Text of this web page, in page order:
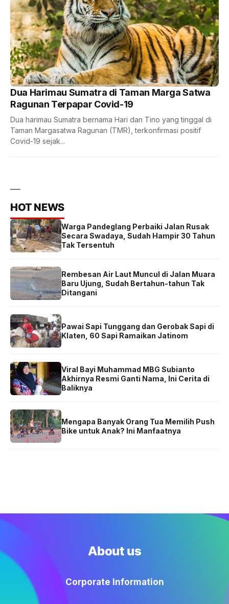
Dua Harimau Sumatra di Taman Marga Satwa
Ragunan Terpapar Covid-19
Dua harimau Sumatra bernama Hari dan Tino yang tinggal di
Taman Margasatwa Ragunan (TMR), terkonfirmasi positif
Covid-19 sejak...
HOT NEWS
Warga Pandeglang Perbaiki Jalan Rusak
Secara Swadaya, Sudah Hampir 30 Tahun
Tak Tersentuh
Rembesan Air Laut Muncul di Jalan Muara
Baru Ujung, Sudah Bertahun-tahun Tak
Ditangani
Pawai Sapi Tunggang dan Gerobak Sapi di
Klaten, 60 Sapi Ramaikan Jatinom
Viral Bayi Muhammad MBG Subianto
Akhirnya Resmi Ganti Nama, Ini Cerita di
Baliknya
Mengapa Banyak Orang Tua Memilih Push
Bike untuk Anak? Ini Manfaatnya
About us
Corporate Information